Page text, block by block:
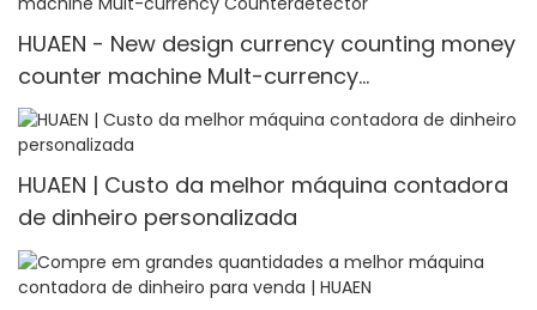
HUAEN - New design currency counting money
counter machine Mult-currency
Counter<000000>detector
HUAEN | Custo da melhor máquina contadora
de dinheiro personalizada